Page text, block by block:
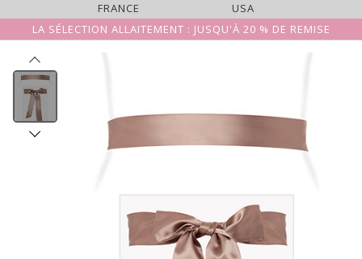
FRANCE
USA
LA SÉLECTION ALLAITEMENT : JUSQU'À 20 % DE REMISE